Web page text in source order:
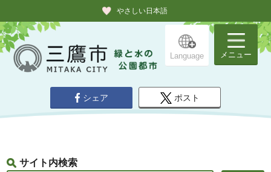
やさしい日本語
Language メニュー
シェア ポスト
サイト内検索